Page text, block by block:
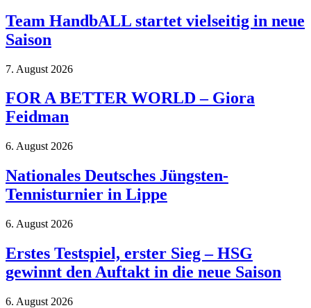
Team HandbALL startet vielseitig in neue
Saison
7. August 2026
FOR A BETTER WORLD – Giora
Feidman
6. August 2026
Nationales Deutsches Jüngsten-
Tennisturnier in Lippe
6. August 2026
Erstes Testspiel, erster Sieg – HSG
gewinnt den Auftakt in die neue Saison
6. August 2026